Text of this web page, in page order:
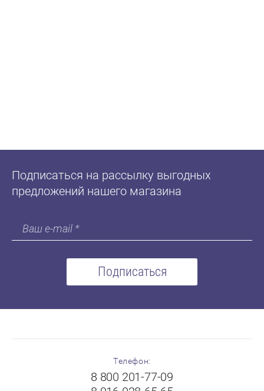
Подписаться на рассылку выгодных
предложений нашего магазина
Подписаться
Телефон:
8 800 201-77-09